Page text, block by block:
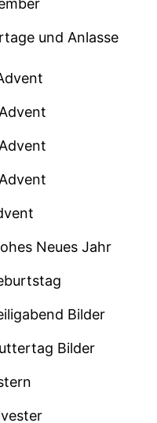
und Anlasse
Neues Jahr
Bilder
Bilder